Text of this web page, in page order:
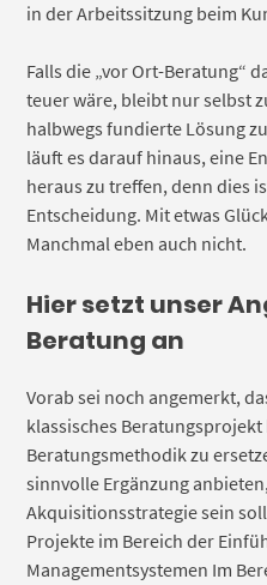
in der Arbeitssitzung beim
Falls die „vor Ort-Beratung“
teuer wäre, bleibt nur selbst
halbwegs fundierte Lösung
läuft es darauf hinaus, eine
heraus zu treffen, denn dies
Entscheidung. Mit etwas
Manchmal eben auch nicht.
Hier setzt unser
Beratung an
Vorab sei noch angemerkt,
klassisches Beratungsprojekt
Beratungsmethodik zu
sinnvolle Ergänzung
Akquisitionsstrategie sein
Projekte im Bereich der
Managementsystemen Im